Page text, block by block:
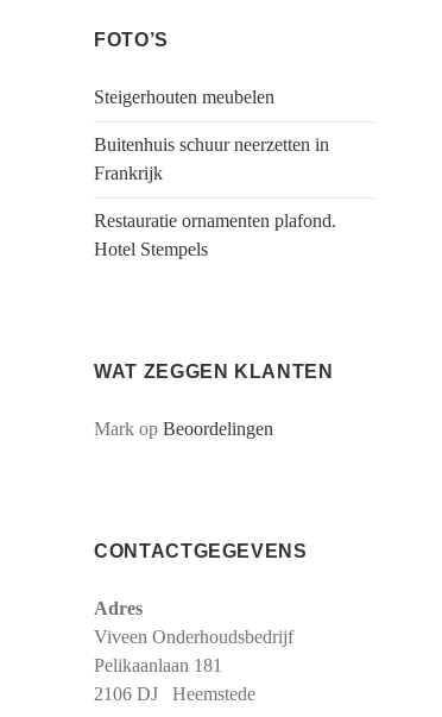
FOTO’S
Steigerhouten meubelen
Buitenhuis schuur neerzetten in
Frankrijk
Restauratie ornamenten plafond.
Hotel Stempels
WAT ZEGGEN KLANTEN
Mark opBeoordelingen
CONTACTGEGEVENS
Adres
Viveen Onderhoudsbedrijf
Pelikaanlaan 181
2106 DJ Heemstede